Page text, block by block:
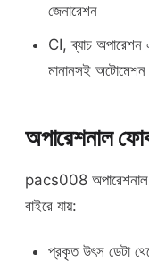
জেনারেশন
CI, ব্যাচ অপারেশন
মানানসই
অপারেশনাল
pacs008 অপারেশনাল
বাইরে যায়:
প্রকৃত উৎস ডেটা